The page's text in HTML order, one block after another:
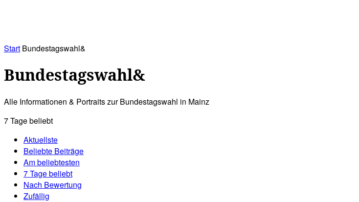
Start Bundestagswahl&
Bundestagswahl&
Alle Informationen & Portraits zur Bundestagswahl in Mainz
7 Tage beliebt
Aktuellste
Beliebte Beiträge
Am beliebtesten
7 Tage beliebt
Nach Bewertung
Zufällig